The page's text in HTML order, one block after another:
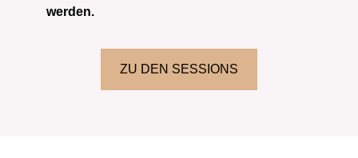
werden.
ZU DEN SESSIONS